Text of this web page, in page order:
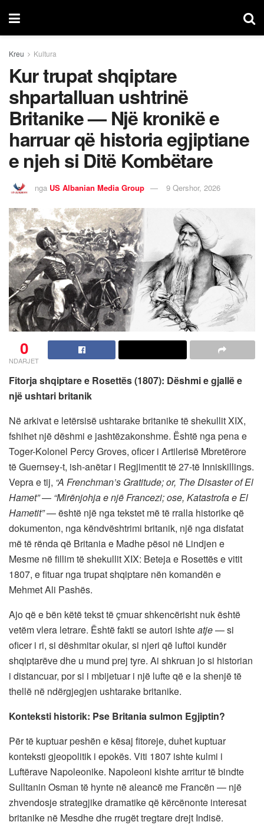
Kreu Kultura
Kur trupat shqiptare
shpartalluan ushtrinë
Britanike — Një kronikë e
harruar që historia egjiptiane
e njeh si Ditë Kombëtare
nga US Albanian Media Group 9 Qershor, 2026
0
NDARJET
Fitorja shqiptare e Rosettës (1807): Dëshmi e gjallë e
një ushtari britanik
Në arkivat e letërsisë ushtarake britanike të shekullit XIX,
fshihet një dëshmi e jashtëzakonshme. Është nga pena e
Toger-Kolonel Percy Groves, oficer i Artilerisë Mbretërore
të Guernsey-t, ish-anëtar i Regjimentit të 27-të Inniskillings.
Vepra e tij, “A Frenchman’s Gratitude; or, The Disaster of El
Hamet”— “Mirënjohja e një Francezi; ose, Katastrofa e El
Hametit”— është një nga tekstet më të rralla historike që
dokumenton, nga këndvështrimi britanik, një nga disfatat
më të rënda që Britania e Madhe pësoi në Lindjen e
Mesme në fillim të shekullit XIX: Beteja e Rosettës e vitit
1807, e fituar nga trupat shqiptare nën komandën e
Mehmet Ali Pashës.
Ajo që e bën këtë tekst të çmuar shkencërisht nuk është
vetëm vlera letrare. Është fakti se autori ishteatje— si
oficer i ri, si dëshmitar okular, si njeri që luftoi kundër
shqiptarëve dhe u mund prej tyre. Ai shkruan jo si historian
i distancuar, por si i mbijetuar i një lufte që e la shenjë të
thellë në ndërgjegjen ushtarake britanike.
Konteksti historik: Pse Britania sulmon Egjiptin?
Për të kuptuar peshën e kësaj fitoreje, duhet kuptuar
konteksti gjeopolitik i epokës. Viti 1807 ishte kulmi i
Luftërave Napoleonike. Napoleoni kishte arritur të bindte
Sulltanin Osman të hynte në aleancë me Francën — një
zhvendosje strategjike dramatike që kërcënonte interesat
britanike në Mesdhe dhe rrugët tregtare drejt Indisë.